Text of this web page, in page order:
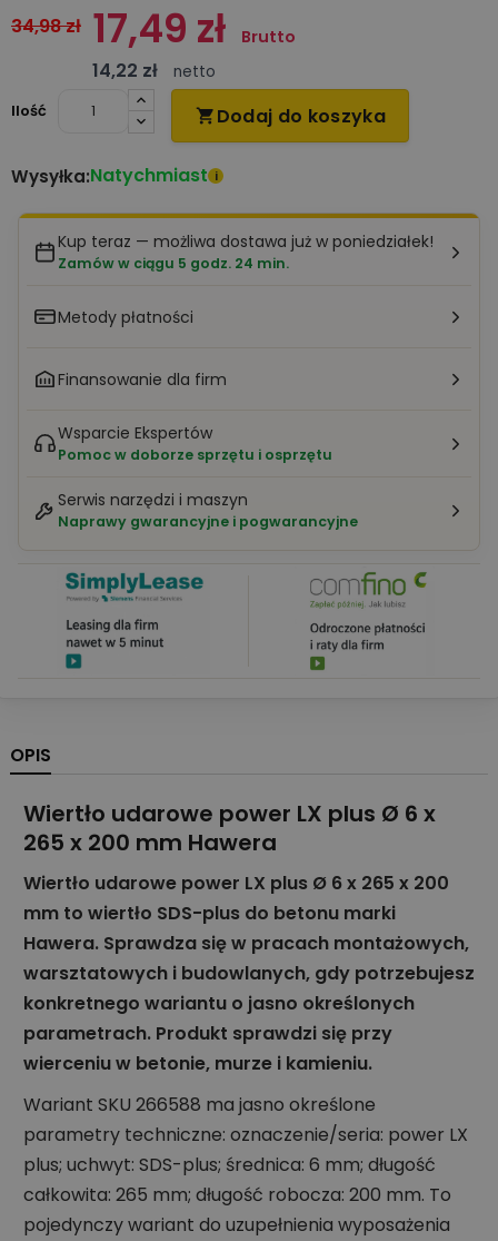
34,98 zł 17,49 zł Brutto
14,22 zł
netto
Ilość
 Dodaj do koszyka
Wysyłka:Natychmiast i
Kup teraz — możliwa dostawa już w poniedziałek!
Zamów w ciągu 5 godz. 24 min.
Metody płatności
Finansowanie dla firm
Wsparcie Ekspertów
Pomoc w doborze sprzętu i osprzętu
Serwis narzędzi i maszyn
Naprawy gwarancyjne i pogwarancyjne
OPIS
Wiertło udarowe power LX plus Ø 6 x
265 x 200 mm Hawera
Wiertło udarowe power LX plus Ø 6 x 265 x 200
mm to wiertło SDS-plus do betonu marki
Hawera. Sprawdza się w pracach montażowych,
warsztatowych i budowlanych, gdy potrzebujesz
konkretnego wariantu o jasno określonych
parametrach. Produkt sprawdzi się przy
wierceniu w betonie, murze i kamieniu.
Wariant SKU 266588 ma jasno określone
parametry techniczne: oznaczenie/seria: power LX
plus; uchwyt: SDS-plus; średnica: 6 mm; długość
całkowita: 265 mm; długość robocza: 200 mm. To
pojedynczy wariant do uzupełnienia wyposażenia